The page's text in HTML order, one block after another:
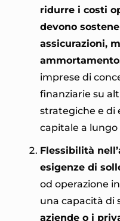
ridurre i costi
devono
assicurazioni,
ammortamento
imprese di
finanziarie su
strategiche e di
capitale a
Flessibilità
esigenze di
od operazione
una capacità di
aziende o i